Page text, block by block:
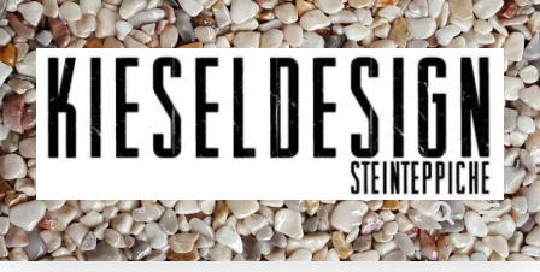
Skip
to
content